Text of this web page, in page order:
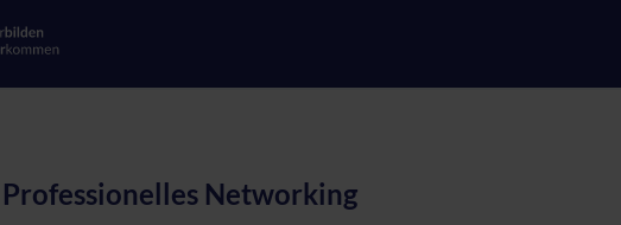
Professionelles Networking